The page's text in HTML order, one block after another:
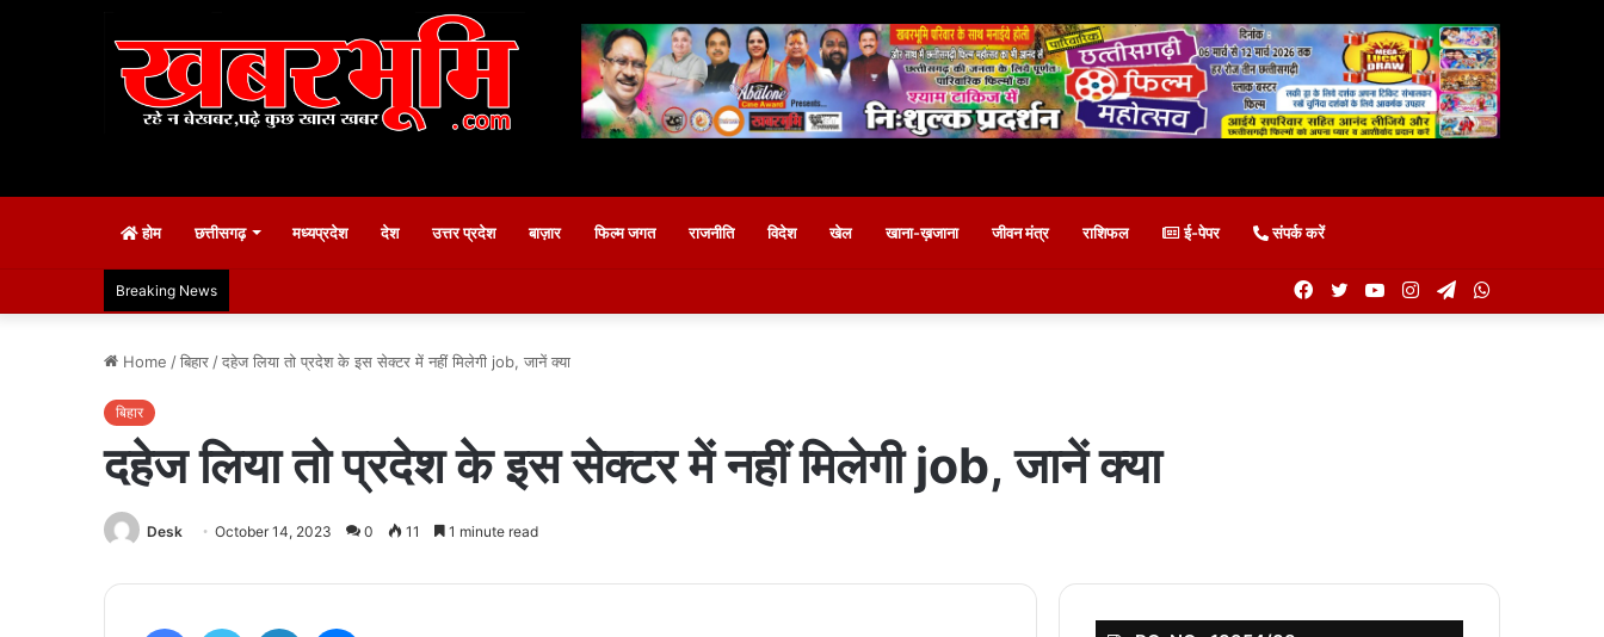
होम छत्तीसगढ़ मध्यप्रदेश देश उत्तर प्रदेश बाज़ार फिल्म जगत राजनीति विदेश खेल खाना-ख़जाना जीवन मंत्र राशिफल ई-पेपर संपर्क करें
Breaking News Telegram
Instagram
YouTube
Twitter
Facebook
Home /बिहार /दहेज लिया तो प्रदेश के इस सेक्टर में नहीं मिलेगी job, जानें क्या
बिहार
दहेज लिया तो प्रदेश के इस सेक्टर में नहीं मिलेगी job, जानें क्या
Desk October 14, 2023 0 11 1 minute read